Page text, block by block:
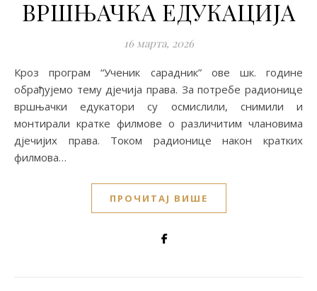
ВРШЊАЧКА ЕДУКАЦИЈА
16 марта, 2026
Кроз програм “Ученик сарадник” ове шк. године
обрађујемо тему дјечија права. За потребе радионице
вршњачки едукатори су осмислили, снимили и
монтирали кратке филмове о различитим члановима
дјечијих права. Током радионице након кратких
филмова…
ПРОЧИТАЈ ВИШЕ